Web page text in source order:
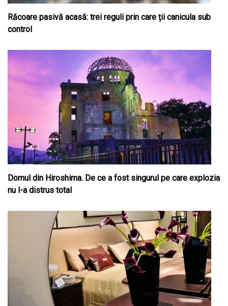
Răcoare pasivă acasă: trei reguli prin care ții canicula sub
control
Domul din Hiroshima. De ce a fost singurul pe care explozia
nu l-a distrus total